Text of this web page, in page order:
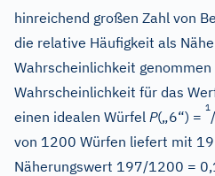
hinreichend großen Zahl von
die relative Häufigkeit als
Wahrscheinlichkeit
Wahrscheinlichkeit für das
einen idealen Würfel P(„6“) =
1
/
von 1200 Würfen liefert mit
Näherungswert 197/1200 =